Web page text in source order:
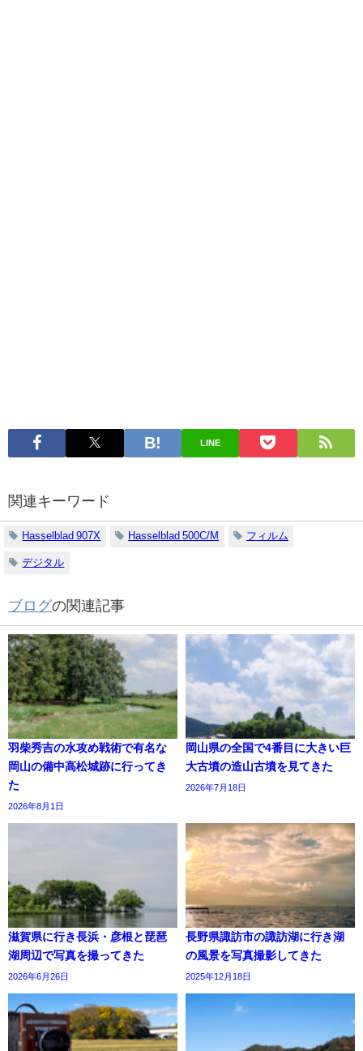
LINE
関連キーワード
Hasselblad 907X Hasselblad 500C/M フィルム
デジタル
ブログの関連記事
羽柴秀吉の水攻め戦術で有名な
岡山の備中高松城跡に行ってき
た
2026年8月1日
岡山県の全国で4番目に大きい巨
大古墳の造山古墳を見てきた
2026年7月18日
滋賀県に行き長浜・彦根と琵琶
湖周辺で写真を撮ってきた
2026年6月26日
長野県諏訪市の諏訪湖に行き湖
の風景を写真撮影してきた
2025年12月18日